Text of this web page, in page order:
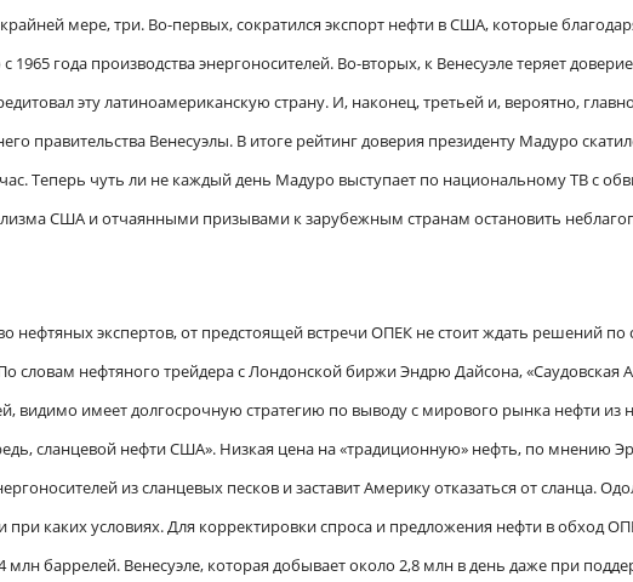
мере, три. Во-первых, сократился экспорт нефти в США, которые
1965 года производства энергоносителей. Во-вторых, к Венесуэле теряет
эту латиноамериканскую страну. И, наконец, третьей и, вероятно,
правительства Венесуэлы. В итоге рейтинг доверия президенту Мадуро
Теперь чуть ли не каждый день Мадуро выступает по национальному ТВ с
США и отчаянными призывами к зарубежным странам остановить
нефтяных экспертов, от предстоящей встречи ОПЕК не стоит ждать решений
словам нефтяного трейдера с Лондонской биржи Эндрю Дайсона, «Саудовская
видимо имеет долгосрочную стратегию по выводу с мирового рынка нефти из
сланцевой нефти США». Низкая цена на «традиционную» нефть, по мнению
из сланцевых песков и заставит Америку отказаться от сланца.
при каких условиях. Для корректировки спроса и предложения нефти в обход
баррелей. Венесуэле, которая добывает около 2,8 млн в день даже при